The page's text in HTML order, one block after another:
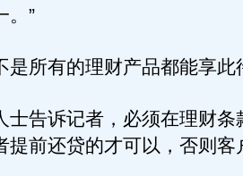
。”
所有的理财产品都能享此
告诉记者，必须在理财条
提前还贷的才可以，否则客